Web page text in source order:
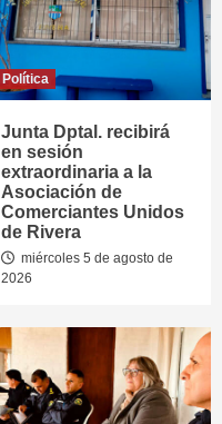
Política
Junta Dptal. recibirá
en sesión
extraordinaria a la
Asociación de
Comerciantes Unidos
de Rivera
miércoles 5 de agosto de
2026